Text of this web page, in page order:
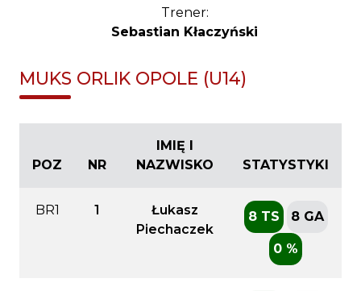
Trener:
Sebastian Kłaczyński
MUKS ORLIK OPOLE (U14)
POZ NR
IMIĘ I
NAZWISKO
STATYSTYKI
BR1 1
Łukasz
Piechaczek
8 TS 8 GA
0 %